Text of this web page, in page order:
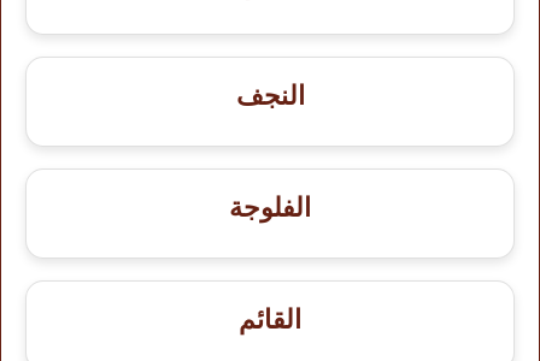
النجف
الفلوجة
القائم